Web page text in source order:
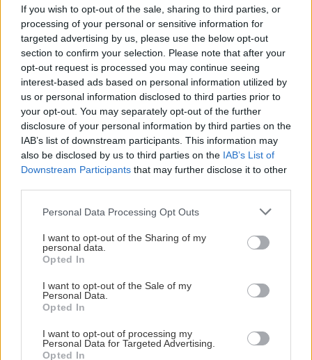
If you wish to opt-out of the sale, sharing to third parties, or
processing of your personal or sensitive information for
targeted advertising by us, please use the below opt-out
section to confirm your selection. Please note that after your
opt-out request is processed you may continue seeing
interest-based ads based on personal information utilized by
us or personal information disclosed to third parties prior to
your opt-out. You may separately opt-out of the further
disclosure of your personal information by third parties on the
IAB’s list of downstream participants. This information may
also be disclosed by us to third parties on the IAB’s List of
Downstream Participants that may further disclose it to other
Please note that this website/app uses one or more Google
not limited to your visit or usage behaviour. You may click to
grant or deny consent to Google and its third-party tags to
use your data for below specified purposes in below Google
consent section.
Personal Data Processing Opt Outs
I want to opt-out of the Sharing of my
personal data.
Opted In
I want to opt-out of the Sale of my
Personal Data.
Opted In
I want to opt-out of processing my
Personal Data for Targeted Advertising.
Opted In
Ακριβώς πάνω στην παραλία Κανάλι, τοSeaside
Apartmentαπολαμβάνει τέλεια θέα στην
θάλασσα από τα στούντιό του, οι τιμές των
οποίων ξεκινούν από 67€ το δίκλινο για τα ΣΚ του
Σεπτεμβρίου και από 85€ για τον Αύγουστο.
ΤοMania Rooms and Studiosστην πόλη του
Πόρου έχει γλυκύτατα, χρωματιστά δωμάτια γύρω
από μια κεντρική αυλή, οι τιμές των οποίων
κυμαίνονται στα 72€ το δίκλινο για τον Αύγουστο
και στα 67€ για τον Σεπτέμβρη.
Christina Perlia Studios
βρίσκεται, όπως
μαρτυρά το όνομά του, στα Πέρλια, κοντά στο
Κανάλι, και προσφέρει όμορφα, περιποιημένα
δωμάτια και στούντιο στα 61€ το δίκλινο με
Σεπτέμβρη.